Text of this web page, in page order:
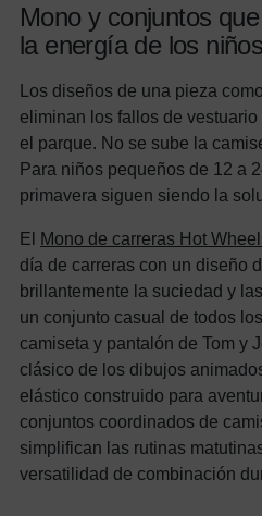
Mono y conjuntos
la energía de los
Los diseños de una pieza
eliminan los fallos de
el parque. No se sube la
Para niños pequeños de 12 a
primavera siguen siendo la
El Mono de carreras Hot
día de carreras con un diseño
brillantemente la suciedad y
un conjunto casual de todos
camiseta y pantalón de Tom y
clásico de los dibujos
elástico construido para
conjuntos coordinados de
simplifican las rutinas
versatilidad de combinación